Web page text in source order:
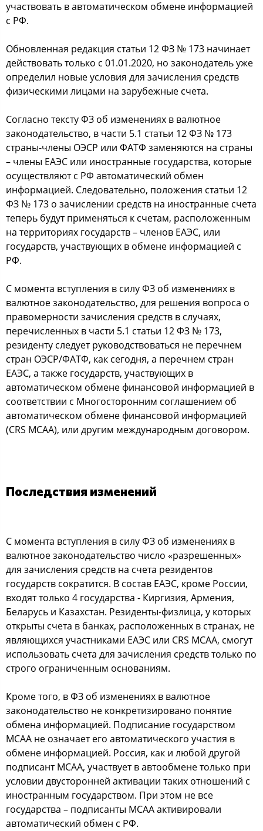
участвовать в автоматическом обмене информацией
с РФ.
Обновленная редакция статьи 12 ФЗ № 173 начинает
действовать только с 01.01.2020, но законодатель уже
определил новые условия для зачисления средств
физическими лицами на зарубежные счета.
Согласно тексту ФЗ об изменениях в валютное
законодательство, в части 5.1 статьи 12 ФЗ № 173
страны-члены ОЭСР или ФАТФ заменяются на страны
– члены ЕАЭС или иностранные государства, которые
осуществляют с РФ автоматический обмен
информацией. Следовательно, положения статьи 12
ФЗ № 173 о зачислении средств на иностранные счета
теперь будут применяться к счетам, расположенным
на территориях государств – членов ЕАЭС, или
государств, участвующих в обмене информацией с
РФ.
С момента вступления в силу ФЗ об изменениях в
валютное законодательство, для решения вопроса о
правомерности зачисления средств в случаях,
перечисленных в части 5.1 статьи 12 ФЗ № 173,
резиденту следует руководствоваться не перечнем
стран ОЭСР/ФАТФ, как сегодня, а перечнем стран
ЕАЭС, а также государств, участвующих в
автоматическом обмене финансовой информацией в
соответствии с Многосторонним соглашением об
автоматическом обмене финансовой информацией
(CRS МСАА), или другим международным договором.
Последствия изменений
С момента вступления в силу ФЗ об изменениях в
валютное законодательство число «разрешенных»
для зачисления средств на счета резидентов
государств сократится. В состав ЕАЭС, кроме России,
входят только 4 государства - Киргизия, Армения,
Беларусь и Казахстан. Резиденты-физлица, у которых
открыты счета в банках, расположенных в странах, не
являющихся участниками ЕАЭС или CRS МСАА, смогут
использовать счета для зачисления средств только по
строго ограниченным основаниям.
Кроме того, в ФЗ об изменениях в валютное
законодательство не конкретизировано понятие
обмена информацией. Подписание государством
МСАА не означает его автоматического участия в
обмене информацией. Россия, как и любой другой
подписант МСАА, участвует в автообмене только при
условии двусторонней активации таких отношений с
иностранным государством. При этом не все
государства – подписанты МСАА активировали
автоматический обмен с РФ.